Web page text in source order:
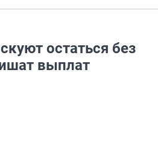
остаться без
выплат